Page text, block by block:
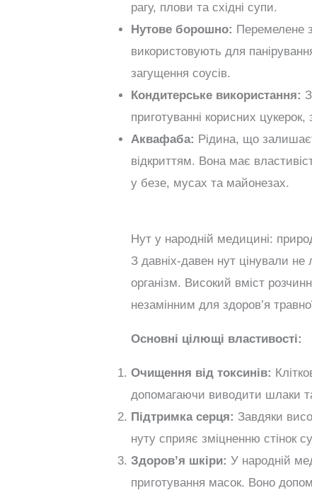
рагу, плови та східні супи.
Нутове борошно: Перемелене
використовують для
загущення соусів.
Кондитерське використання:
приготуванні корисних
Аквафаба: Рідина, що
відкриттям. Вона має
у безе, мусах та майонезах.
Нут у народній медицині:
З давніх-давен нут цінували
організм. Високий вміст
незамінним для здоров’я
Основні цілющі властивості:
Очищення від токсинів:
допомагаючи виводити шлаки
Підтримка серця: Завдяки
нуту сприяє зміцненню стінок
Здоров’я шкіри: У народній
приготування масок. Воно